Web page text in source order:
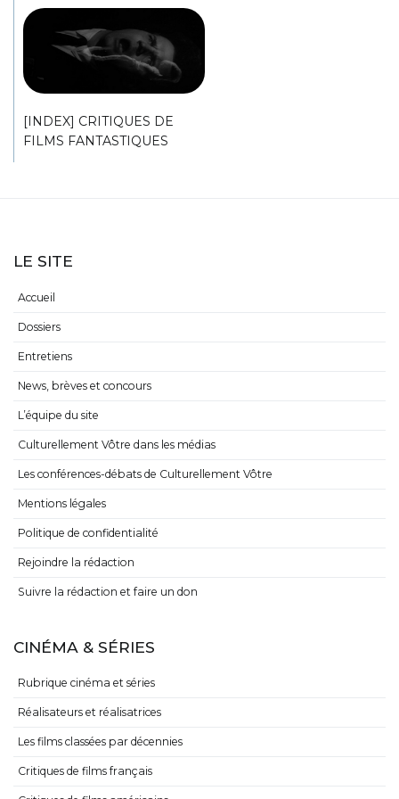
[INDEX] CRITIQUES DE
FILMS FANTASTIQUES
LE SITE
Accueil
Dossiers
Entretiens
News, brèves et concours
L’équipe du site
Culturellement Vôtre dans les médias
Les conférences-débats de Culturellement Vôtre
Mentions légales
Politique de confidentialité
Rejoindre la rédaction
Suivre la rédaction et faire un don
CINÉMA & SÉRIES
Rubrique cinéma et séries
Réalisateurs et réalisatrices
Les films classées par décennies
Critiques de films français